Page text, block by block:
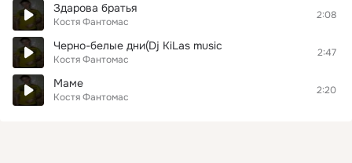
Здарова братья
Костя Фантомас
2:08
Черно-белые дни(Dj KiLas music
Костя Фантомас
2:47
Маме
Костя Фантомас
2:20